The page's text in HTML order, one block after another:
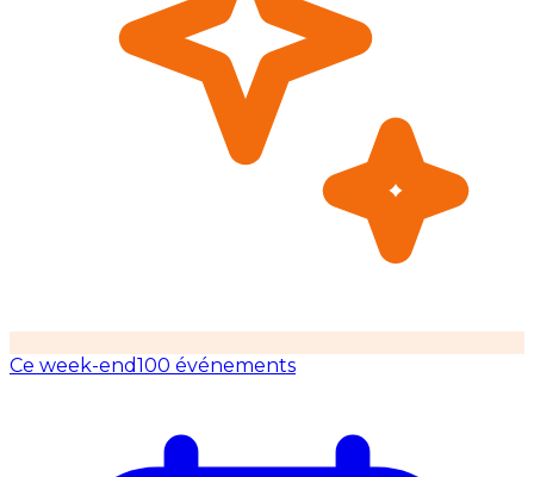
Ce week-end100 événements